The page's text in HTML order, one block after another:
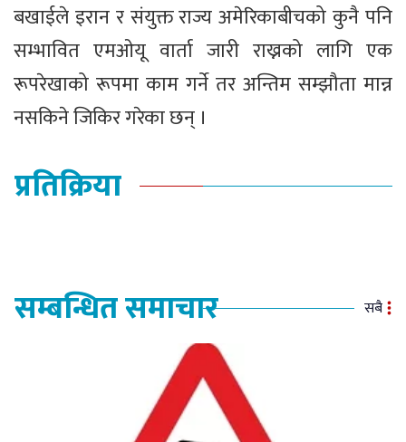
बखाईले इरान र संयुक्त राज्य अमेरिकाबीचको कुनै पनि
सम्भावित एमओयू वार्ता जारी राख्नको लागि एक
रूपरेखाको रूपमा काम गर्ने तर अन्तिम सम्झौता मान्न
नसकिने जिकिर गरेका छन् ।
प्रतिक्रिया
सम्बन्धित समाचार सबै